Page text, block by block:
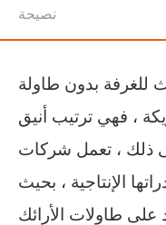
نصيحة
للغرفة بدون طاولة
، فهي ترتيب أنيق
ذلك ، تعمل شركات
الإنتاجية ، بحيث
على طاولات الأرائك